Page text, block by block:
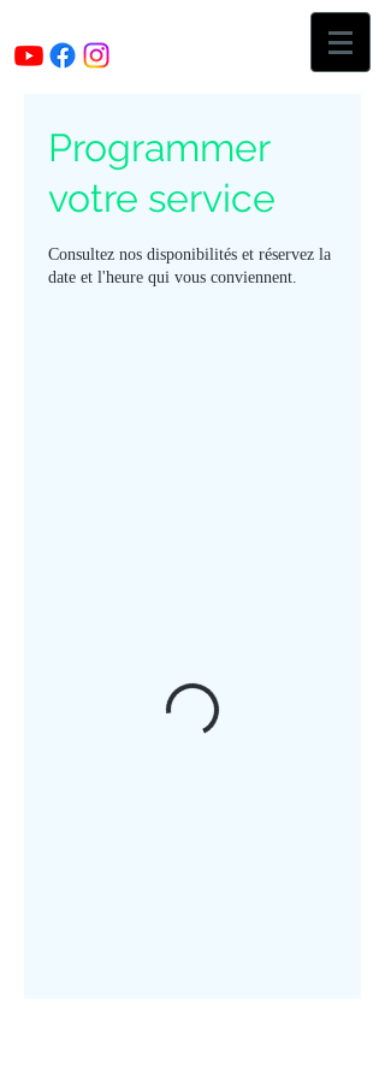
Programmer
votre service
Consultez nos disponibilités et réservez la
date et l'heure qui vous conviennent.